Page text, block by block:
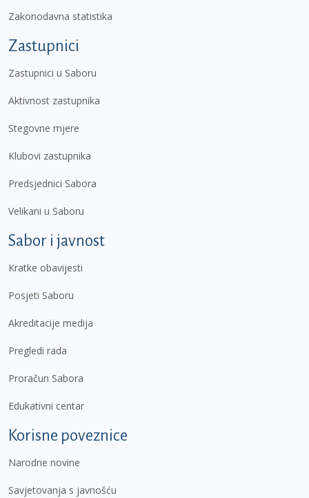
Zakonodavna statistika
Zastupnici
Zastupnici u Saboru
Aktivnost zastupnika
Stegovne mjere
Klubovi zastupnika
Predsjednici Sabora
Velikani u Saboru
Sabor i javnost
Kratke obavijesti
Posjeti Saboru
Akreditacije medija
Pregledi rada
Proračun Sabora
Edukativni centar
Korisne poveznice
Narodne novine
Savjetovanja s javnošću